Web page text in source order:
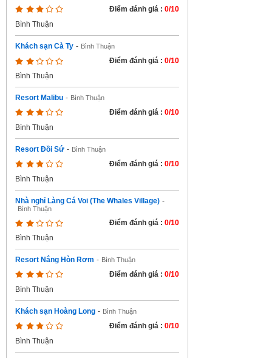
Điểm đánh giá : 0/10
Bình Thuận
Khách sạn Cà Ty - Bình Thuận
Điểm đánh giá : 0/10
Bình Thuận
Resort Malibu - Bình Thuận
Điểm đánh giá : 0/10
Bình Thuận
Resort Đồi Sứ - Bình Thuận
Điểm đánh giá : 0/10
Bình Thuận
Nhà nghỉ Làng Cá Voi (The Whales Village) -
Bình Thuận
Điểm đánh giá : 0/10
Bình Thuận
Resort Nắng Hòn Rơm - Bình Thuận
Điểm đánh giá : 0/10
Bình Thuận
Khách sạn Hoàng Long - Bình Thuận
Điểm đánh giá : 0/10
Bình Thuận